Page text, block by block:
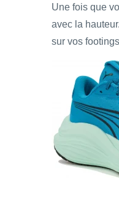
Une fois que
avec la
sur vos